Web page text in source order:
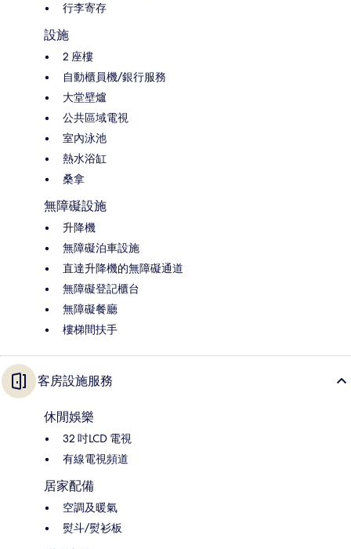
行李寄存
設施
2 座樓
自動櫃員機/銀行服務
大堂壁爐
公共區域電視
室內泳池
熱水浴缸
桑拿
無障礙設施
升降機
無障礙泊車設施
直達升降機的無障礙通道
無障礙登記櫃台
無障礙餐廳
樓梯間扶手
客房設施服務
休閒娛樂
32 吋LCD 電視
有線電視頻道
居家配備
空調及暖氣
熨斗/熨衫板